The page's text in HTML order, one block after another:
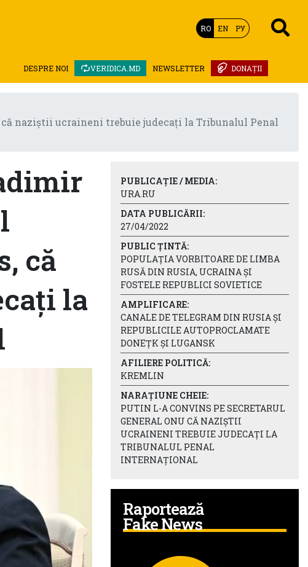
RO EN РУ
DONAȚII
NEWSLETTER
VERIDICA.MD
DESPRE NOI
că naziștii ucraineni trebuie judecați la Tribunalul Penal
că
la
PUBLICAȚIE / MEDIA:
URA.RU
DATA PUBLICĂRII:
27/04/2022
PUBLIC ȚINTĂ:
POPULAȚIA VORBITOARE DE LIMBA
RUSĂ DIN RUSIA, UCRAINA ȘI
FOSTELE REPUBLICI SOVIETICE
AMPLIFICARE:
CANALE DE TELEGRAM DIN RUSIA ȘI
REPUBLICILE AUTOPROCLAMATE
DONEȚK ȘI LUGANSK
AFILIERE POLITICĂ:
KREMLIN
NARAȚIUNE CHEIE:
PUTIN L-A CONVINS PE SECRETARUL
GENERAL ONU CĂ NAZIȘTII
UCRAINENI TREBUIE JUDECAȚI LA
TRIBUNALUL PENAL
INTERNAȚIONAL
Raportează
Fake News